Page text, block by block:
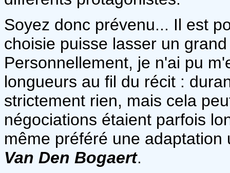
Soyez donc prévenu... Il est
choisie puisse lasser un
Personnellement, je n'ai pu
longueurs au fil du récit :
strictement rien, mais cela
négociations étaient parfois
même préféré une
Van Den Bogaert.